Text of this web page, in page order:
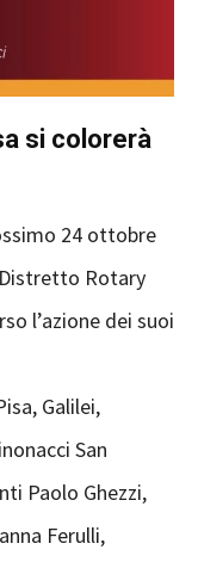
si colorerà
24 ottobre
Rotary
l’azione dei suoi
Galilei,
San
Paolo Ghezzi,
Ferulli,